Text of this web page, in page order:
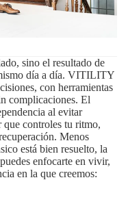
sino el resultado de
día a día. VITILITY
con herramientas
complicaciones. El
al evitar
que controles tu ritmo,
Menos
está bien resuelto, la
enfocarte en vivir,
en la que creemos: